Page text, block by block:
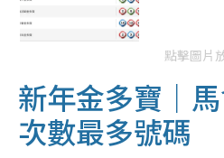
點擊圖片
新年金多寶｜
次數最多號碼